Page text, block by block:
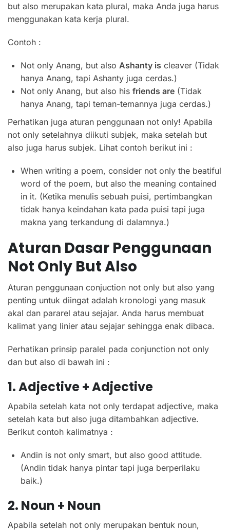
but also merupakan kata plural, maka Anda juga harus
menggunakan kata kerja plural.
Contoh :
Not only Anang, but also Ashanty is cleaver (Tidak
hanya Anang, tapi Ashanty juga cerdas.)
Not only Anang, but also his friends are (Tidak
hanya Anang, tapi teman-temannya juga cerdas.)
Perhatikan juga aturan penggunaan not only! Apabila
not only setelahnya diikuti subjek, maka setelah but
also juga harus subjek. Lihat contoh berikut ini :
When writing a poem, consider not only the beatiful
word of the poem, but also the meaning contained
in it. (Ketika menulis sebuah puisi, pertimbangkan
tidak hanya keindahan kata pada puisi tapi juga
makna yang terkandung di dalamnya.)
Aturan Dasar Penggunaan
Not Only But Also
Aturan penggunaan conjuction not only but also yang
penting untuk diingat adalah kronologi yang masuk
akal dan pararel atau sejajar. Anda harus membuat
kalimat yang linier atau sejajar sehingga enak dibaca.
Perhatikan prinsip paralel pada conjunction not only
dan but also di bawah ini :
1. Adjective + Adjective
Apabila setelah kata not only terdapat adjective, maka
setelah kata but also juga ditambahkan adjective.
Berikut contoh kalimatnya :
Andin is not only smart, but also good attitude.
(Andin tidak hanya pintar tapi juga berperilaku
baik.)
2. Noun + Noun
Apabila setelah not only merupakan bentuk noun,